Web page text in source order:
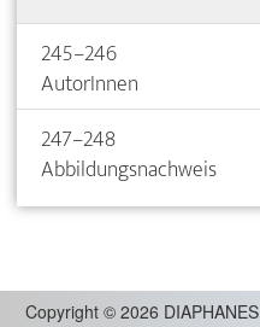
245–246
AutorInnen
247–248
Abbildungsnachweis
Copyright © 2026 DIAPHANES